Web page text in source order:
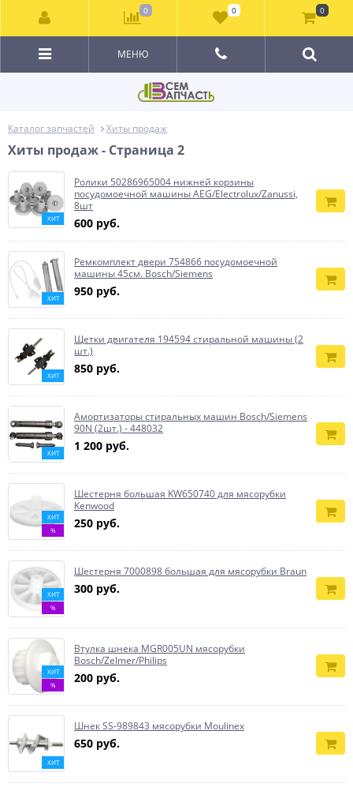
МЕНЮ
Каталог запчастей Хиты продаж
Хиты продаж - Страница 2
ХИТ
Ролики 50286965004 нижней корзины
посудомоечной машины AEG/Electrolux/Zanussi,
8шт
600 руб.
ХИТ
Ремкомплект двери 754866 посудомоечной
машины 45см. Bosch/Siemens
950 руб.
ХИТ
Щетки двигателя 194594 стиральной машины (2
шт.)
850 руб.
ХИТ
Амортизаторы стиральных машин Bosch/Siemens
90N (2шт.) - 448032
1 200 руб.
ХИТ
%
Шестерня большая KW650740 для мясорубки
Kenwood
250 руб.
ХИТ
%
Шестерня 7000898 большая для мясорубки Braun
300 руб.
ХИТ
%
Втулка шнека MGR005UN мясорубки
Bosch/Zelmer/Philips
200 руб.
ХИТ
Шнек SS-989843 мясорубки Moulinex
650 руб.
0 0 0